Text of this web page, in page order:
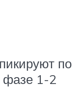
по
фазе 1-2